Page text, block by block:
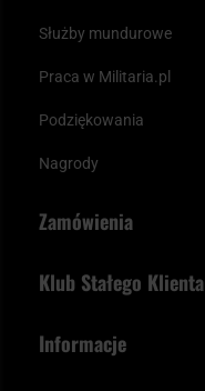
Służby mundurowe
Praca w Militaria.pl
Podziękowania
Nagrody
Zamówienia
Paczka w weekend
Klub Stałego Klienta
Informacje